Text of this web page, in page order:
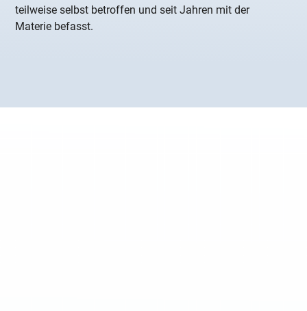
teilweise selbst betroffen und seit Jahren mit der
Materie befasst.